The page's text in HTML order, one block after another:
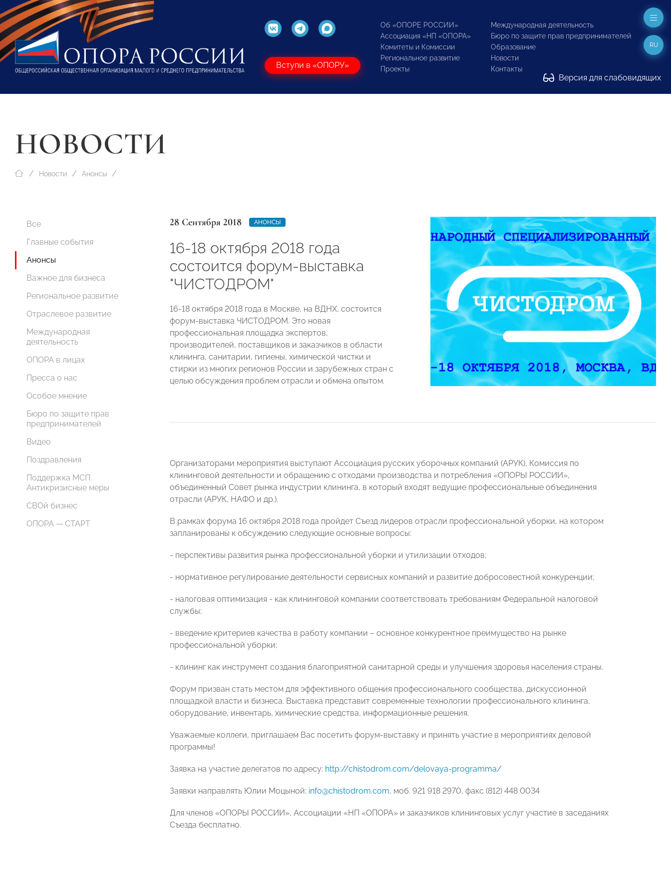
Вступи в «ОПОРУ»
Об «ОПОРЕ РОССИИ»
Ассоциация «НП «ОПОРА»
Комитеты и Комиссии
Региональное развитие
Проекты
Международная деятельность
Бюро по защите прав предпринимателей
Образование
Новости
Контакты
Версия для слабовидящих
RU
НОВОСТИ
Новости Анонсы
Все
Главные события
Анонсы
Важное для бизнеса
Региональное развитие
Отраслевое развитие
Международная
деятельность
ОПОРА в лицах
Пресса о нас
Особое мнение
Бюро по защите прав
предпринимателей
Видео
Поздравления
Поддержка МСП.
Антикризисные меры
СВОй бизнес
ОПОРА — СТАРТ
28 Сентября 2018 АНОНСЫ
16-18 октября 2018 года
состоится форум-выставка
"ЧИСТОДРОМ"
16-18 октября 2018 года в Москве, на ВДНХ, состоится
форум-выставка ЧИСТОДРОМ. Это новая
профессиональная площадка экспертов,
производителей, поставщиков и заказчиков в области
клининга, санитарии, гигиены, химической чистки и
стирки из многих регионов России и зарубежных стран с
целью обсуждения проблем отрасли и обмена опытом.
Организаторами мероприятия выступают Ассоциация русских уборочных компаний (АРУК), Комиссия по
клининговой деятельности и обращению с отходами производства и потребления «ОПОРЫ РОССИИ»,
объединенный Совет рынка индустрии клининга, в который входят ведущие профессиональные объединения
отрасли (АРУК, НАФО и др.).
В рамках форума 16 октября 2018 года пройдет Съезд лидеров отрасли профессиональной уборки, на котором
запланированы к обсуждению следующие основные вопросы:
- перспективы развития рынка профессиональной уборки и утилизации отходов;
- нормативное регулирование деятельности сервисных компаний и развитие добросовестной конкуренции;
- налоговая оптимизация - как клининговой компании соответствовать требованиям Федеральной налоговой
службы;
- введение критериев качества в работу компании – основное конкурентное преимущество на рынке
профессиональной уборки;
- клининг как инструмент создания благоприятной санитарной среды и улучшения здоровья населения страны.
Форум призван стать местом для эффективного общения профессионального сообщества, дискуссионной
площадкой власти и бизнеса. Выставка представит современные технологии профессионального клининга,
оборудование, инвентарь, химические средства, информационные решения.
Уважаемые коллеги, приглашаем Вас посетить форум-выставку и принять участие в мероприятиях деловой
программы!
Заявка на участие делегатов по адресу: http://chistodrom.com/delovaya-programma/
Заявки направлять Юлии Моцыной: info@chistodrom.com, моб. 921 918 2970, факс (812) 448 0034
Для членов «ОПОРЫ РОССИИ», Ассоциации «НП «ОПОРА» и заказчиков клининговых услуг участие в заседаниях
Съезда бесплатно.